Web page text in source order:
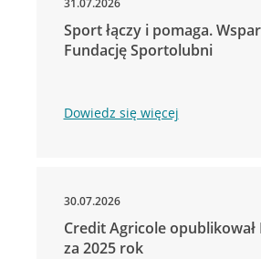
Sport łączy i pomaga.
Fundację Sportolubni
Dowiedz się więcej
30.07.2026
Credit Agricole opublikował
za 2025 rok